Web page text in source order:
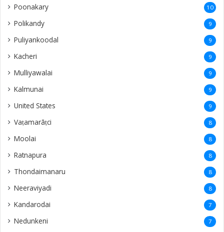
Poonakary 10
Polikandy 9
Puliyankoodal 9
Kacheri 9
Mulliyawalai 9
Kalmunai 9
United States 9
Vaṭamarāṭci 8
Moolai 8
Ratnapura 8
Thondaimanaru 8
Neeraviyadi 8
Kandarodai 7
Nedunkeni 7